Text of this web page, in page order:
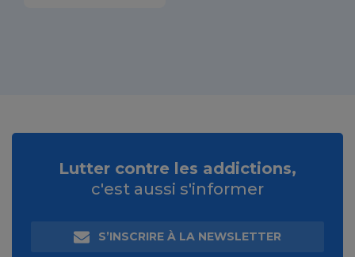
Lutter contre les addictions,
c'est aussi s'informer
S’INSCRIRE À LA NEWSLETTER